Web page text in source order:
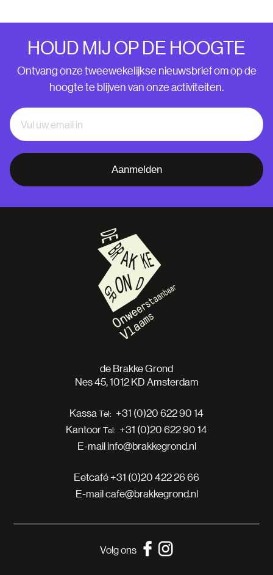
HOUD MIJ OP DE HOOGTE
Ontvang onze tweewekelijkse nieuwsbrief om op de
hoogte te blijven van onze activiteiten.
Aanmelden
de Brakke Grond
Nes 45, 1012 KD Amsterdam
Kassa
+31 (0)20 622 90 14
Kantoor
+31 (0)20 622 90 14
E-mailinfo@brakkegrond.nl
Eetcafé+31 (0)20 422 26 66
E-mailcafe@brakkegrond.nl
Volg ons